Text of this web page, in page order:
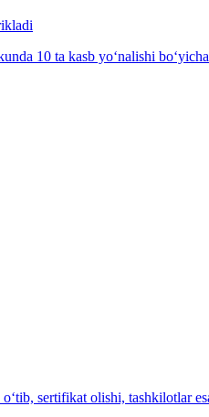
10 ta kasb yo‘nalishi
sertifikat olishi, tashkilotlar